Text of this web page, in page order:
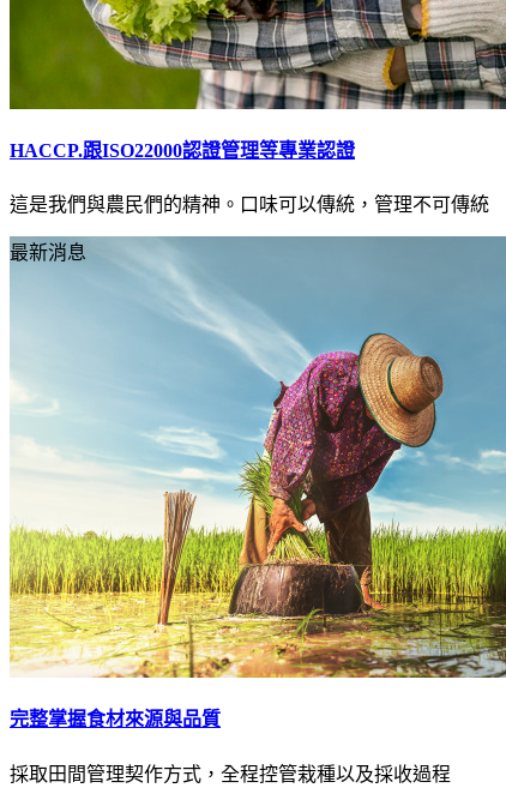
HACCP.跟ISO22000認證管理等專業認證
這是我們與農民們的精神。口味可以傳統，管理不可傳統
最新消息
完整掌握食材來源與品質
採取田間管理契作方式，全程控管栽種以及採收過程